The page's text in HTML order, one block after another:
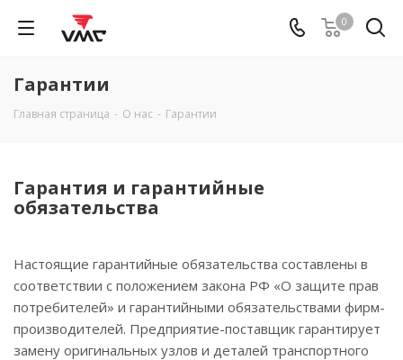
0
Гарантии
Главная страница - О нас - Гарантии
Гарантия и гарантийные
обязательства
Настоящие гарантийные обязательства составлены в
соответствии с положением закона РФ «О защите прав
потребителей» и гарантийными обязательствами фирм-
производителей. Предприятие-поставщик гарантирует
замену оригинальных узлов и деталей транспортного